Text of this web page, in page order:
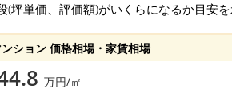
単価、評価額)がいくらになるか目安を
ション 価格相場・家賃相場
万円/㎡